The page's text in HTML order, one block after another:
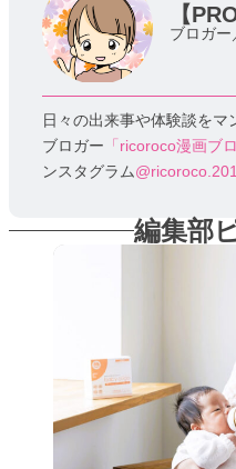
【
ブロガー
日々の出来事や体験談を
ブロガー 「ricoroco漫画ブ
ンスタグラム
編集部